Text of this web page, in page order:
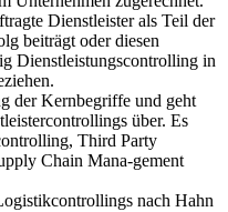
Dienstleister als Teil der
beiträgt oder diesen
Dienstleistungscontrolling in
der Kernbegriffe und geht
über. Es
Third Party
Chain Mana-gement
nach Hahn